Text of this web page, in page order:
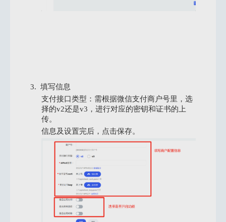
3. 填写信息
支付接口类型：需根据微信支付商户号里，选
择的v2还是v3，进行对应的密钥和证书的上
传。
信息及设置完后，点击保存。